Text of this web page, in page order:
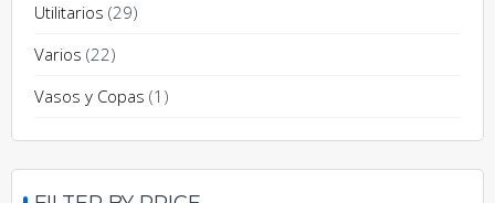
Utilitarios (29)
Varios (22)
Vasos y Copas (1)